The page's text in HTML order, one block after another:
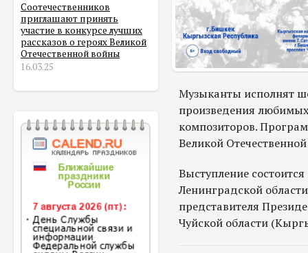
Соотечественников
приглашают принять
участие в конкурсе лучших
рассказов о героях Великой
Отечественной войны
16.03.25
Музыканты исполнят
произведения
композиторов.
Великой
Выступление
Ленинградской
представителя
Чуйской области